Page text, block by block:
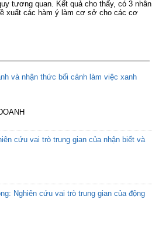
tương quan. Kết quả cho thấy, có 3 nhân
xuất các hàm ý làm cơ sở cho các cơ
và nhận thức bối cảnh làm việc xanh
cứu vai trò trung gian của nhận biết và
Nghiên cứu vai trò trung gian của động